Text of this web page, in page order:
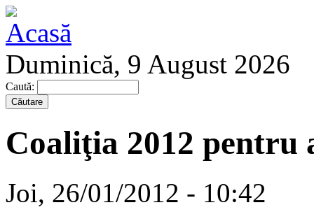
Duminică, 9 August 2026
Caută:
Coaliţia 2012 pentru
Joi, 26/01/2012 - 10:42